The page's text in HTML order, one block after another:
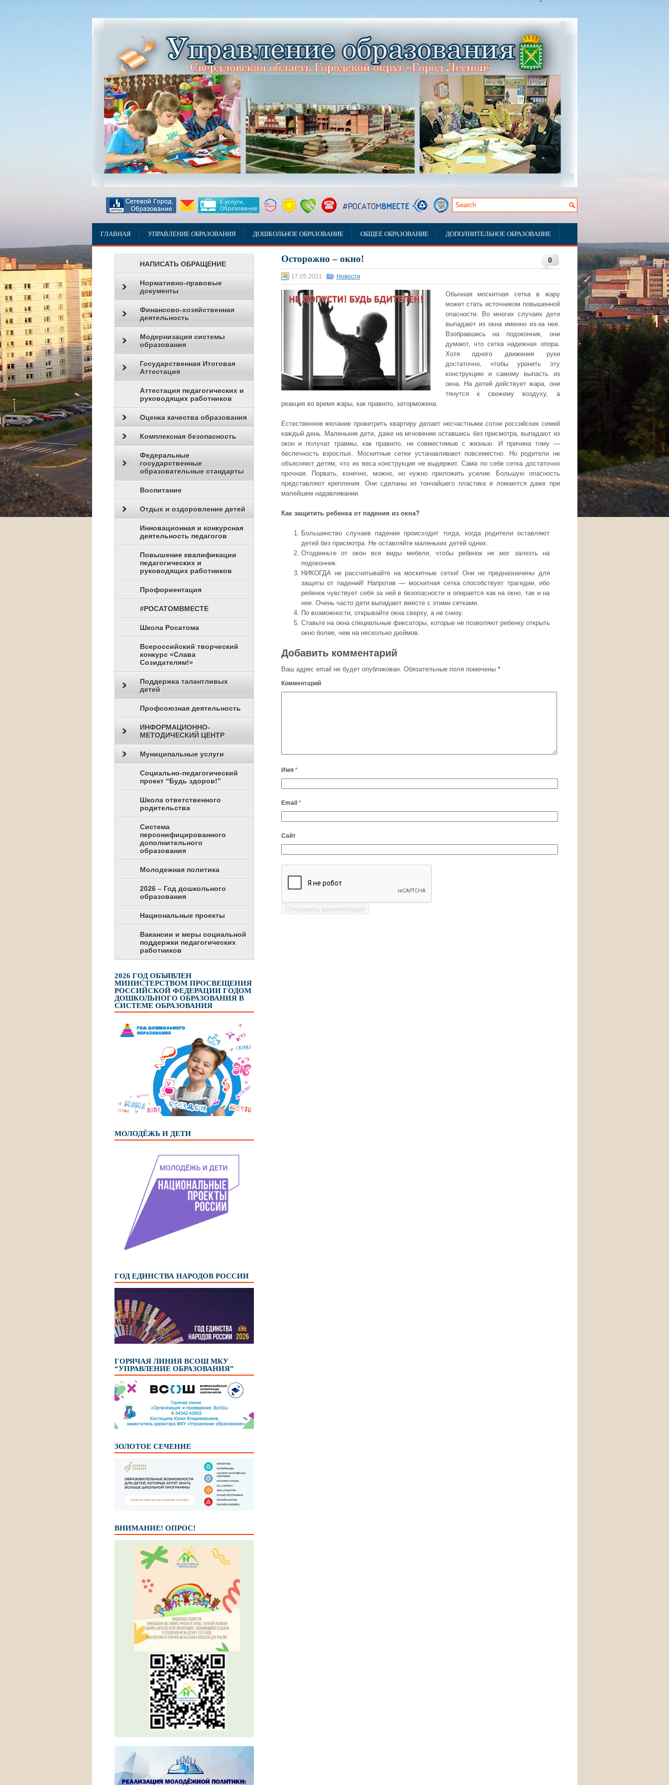
ГЛАВНАЯ УПРАВЛЕНИЕ ОБРАЗОВАНИЯ ДОШКОЛЬНОЕ ОБРАЗОВАНИЕ ОБЩЕЕ ОБРАЗОВАНИЕ ДОПОЛНИТЕЛЬНОЕ ОБРАЗОВАНИЕ
0
Осторожно – окно!
17.05.2021 Новости
Обычная москитная сетка в жару
может стать источником повышенной
опасности. Во многих случаях дети
выпадают из окна именно из-за нее.
Взобравшись на подоконник, они
думают, что сетка надежная опора.
Хотя одного движения руки
достаточно, чтобы уронить эту
конструкцию и самому выпасть из
окна. На детей действует жара, они
тянутся к свежему воздуху, а
реакция во время жары, как правило, заторможена.
Естественное желание проветрить квартиру делает несчастными сотни российских семей
каждый день. Маленькие дети, даже на мгновение оставшись без присмотра, выпадают из
окон и получат травмы, как правило, не совместимые с жизнью. И причина тому —
беспечность взрослых. Москитные сетки устанавливают повсеместно. Но родители не
объясняют детям, что их веса конструкция не выдержит. Сама по себе сетка достаточно
прочная. Порвать, конечно, можно, но нужно приложить усилие. Большую опасность
представляют крепления. Они сделаны из тончайшего пластика и ломаются даже при
малейшем надавливании.
Как защитить ребенка от падения из окна?
Большинство случаев падения происходит тогда, когда родители оставляют
детей без присмотра. Не оставляйте маленьких детей одних.
Отодвиньте от окон все виды мебели, чтобы ребенок не мог залезть на
подоконник.
НИКОГДА не рассчитывайте на москитные сетки! Они не предназначены для
защиты от падений! Напротив — москитная сетка способствует трагедии, ибо
ребенок чувствует себя за ней в безопасности и опирается как на окно, так и на
нее. Очень часто дети выпадают вместе с этими сетками.
По возможности, открывайте окна сверху, а не снизу.
Ставьте на окна специальные фиксаторы, которые не позволяют ребенку открыть
окно более, чем на несколько дюймов.
Добавить комментарий
Ваш адрес email не будет опубликован. Обязательные поля помечены *
Комментарий
Имя *
Email *
Сайт
НАПИСАТЬ ОБРАЩЕНИЕ
Нормативно-правовые
документы
Финансово-хозяйственная
деятельность
Модернизация системы
образования
Государственная Итоговая
Аттестация
Аттестация педагогических и
руководящих работников
Оценка качества образования
Комплексная безопасность
Федеральные
государственные
образовательные стандарты
Воспитание
Отдых и оздоровление детей
Инновационная и конкурсная
деятельность педагогов
Повышение квалификации
педагогических и
руководящих работников
Профориентация
#РОСАТОМВМЕСТЕ
Школа Росатома
Всероссийский творческий
конкурс «Слава
Созидателям!»
Поддержка талантливых
детей
Профсоюзная деятельность
ИНФОРМАЦИОННО-
МЕТОДИЧЕСКИЙ ЦЕНТР
Муниципальные услуги
Социально-педагогический
проект “Будь здоров!”
Школа ответственного
родительства
Система
персонифицированного
дополнительного
образования
Молодежная политика
2026 – Год дошкольного
образования
Национальные проекты
Вакансии и меры социальной
поддержки педагогических
работников
2026 ГОД ОБЪЯВЛЕН
МИНИСТЕРСТВОМ ПРОСВЕЩЕНИЯ
РОССИЙСКОЙ ФЕДЕРАЦИИ ГОДОМ
ДОШКОЛЬНОГО ОБРАЗОВАНИЯ В
СИСТЕМЕ ОБРАЗОВАНИЯ
МОЛОДЁЖЬ И ДЕТИ
ГОД ЕДИНСТВА НАРОДОВ РОССИИ
ГОРЯЧАЯ ЛИНИЯ ВСОШ МКУ
“УПРАВЛЕНИЕ ОБРАЗОВАНИЯ”
ЗОЛОТОЕ СЕЧЕНИЕ
ВНИМАНИЕ! ОПРОС!